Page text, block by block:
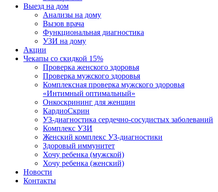
Выезд на дом
Анализы на дому
Вызов врача
Функциональная диагностика
УЗИ на дому
Акции
Чекапы со скидкой 15%
Проверка женского здоровья
Проверка мужского здоровья
Комплексная проверка мужского здоровья
«Интимный оптимальный»
Онкоcкрининг для женщин
КардиоСкрин
УЗ-диагностика сердечно-сосудистых заболеваний
Комплекс УЗИ
Женский комплекс УЗ-диагностики
Здоровый иммунитет
Хочу ребенка (мужской)
Хочу ребенка (женский)
Новости
Контакты